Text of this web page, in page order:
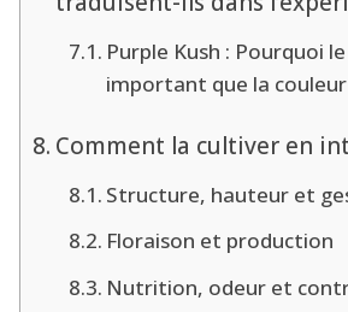
Purple Kush : Pourquoi
important que la couleur
Comment la cultiver en
Structure, hauteur et
Floraison et production
Nutrition, odeur et